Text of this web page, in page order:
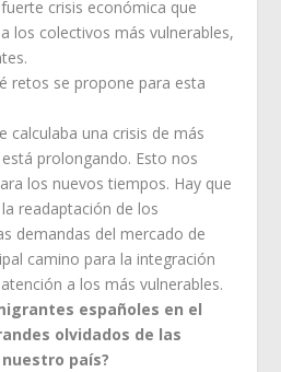
crisis económica que
los colectivos más vulnerables,
retos se propone para esta
calculaba una crisis de más
prolongando. Esto nos
los nuevos tiempos. Hay que
readaptación de los
demandas del mercado de
camino para la integración
a los más vulnerables.
españoles en el
olvidados de las
país?